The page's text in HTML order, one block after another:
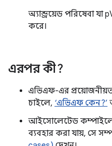
অ্যান্ড্রয়েড পরিষেবা
করে।
এরপর কী?
এভিএফ-এর
চাইলে, ‘এভিএফ কেন?’
আইসোলেটেড
ব্যবহার করা যায়, সে